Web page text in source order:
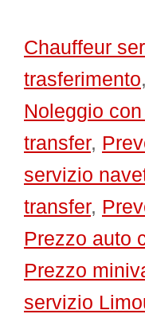
Chauffeur
trasferimento,
Noleggio
transfer,
servizio
transfer,
Prezzo auto
Prezzo
servizio